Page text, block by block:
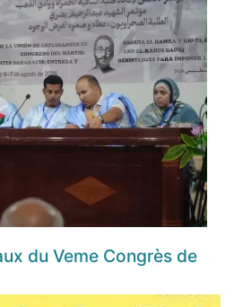
du Veme Congrès de